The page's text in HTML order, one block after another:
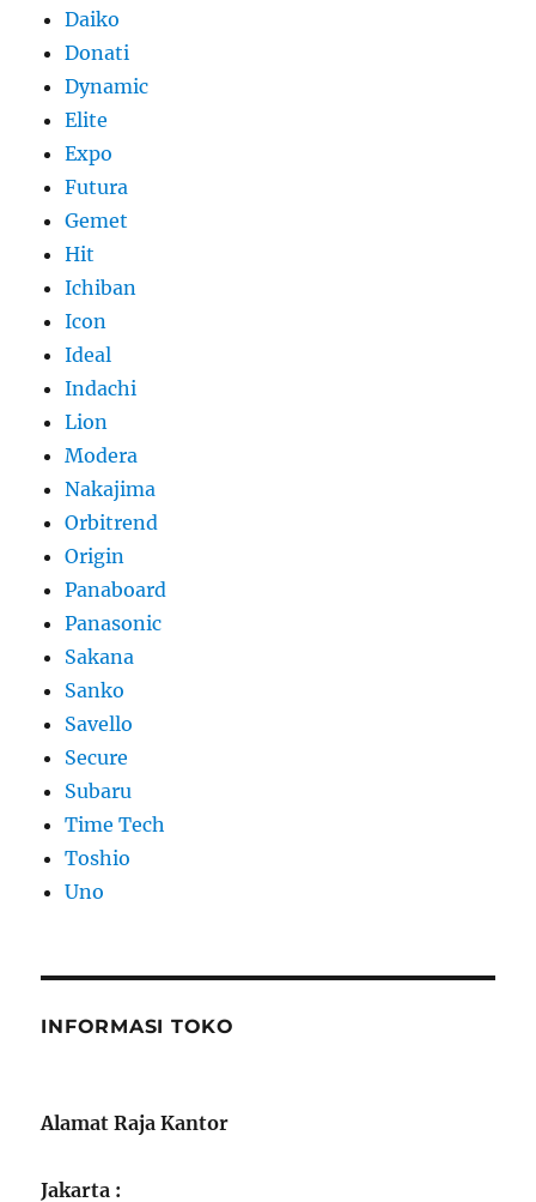
Daiko
Donati
Dynamic
Elite
Expo
Futura
Gemet
Hit
Ichiban
Icon
Ideal
Indachi
Lion
Modera
Nakajima
Orbitrend
Origin
Panaboard
Panasonic
Sakana
Sanko
Savello
Secure
Subaru
Time Tech
Toshio
Uno
INFORMASI TOKO
Alamat Raja Kantor
Jakarta :